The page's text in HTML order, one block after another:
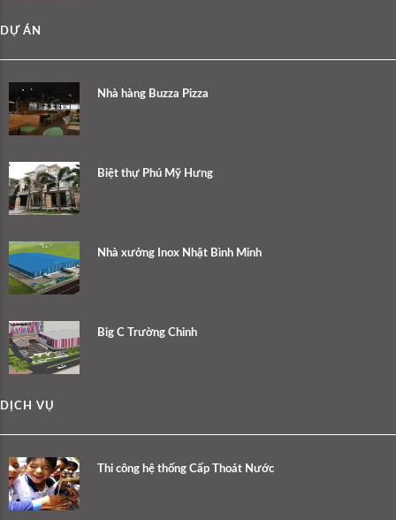
DỰ ÁN
Nhà hàng Buzza Pizza
Biệt thự Phú Mỹ Hưng
Nhà xưởng Inox Nhật Bình Minh
Big C Trường Chinh
DỊCH VỤ
Thi công hệ thống Cấp Thoát Nước